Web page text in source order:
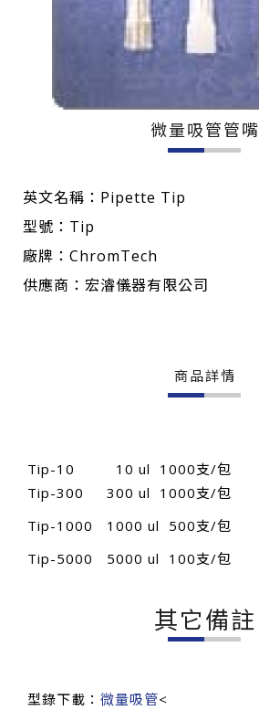
微量吸管管嘴
英文名稱：Pipette Tip
型號：Tip
廠牌：ChromTech
供應商：宏濬儀器有限公司
商品詳情
Tip-10 10 ul 1000支/包
Tip-300 300 ul 1000支/包
Tip-1000 1000 ul 500支/包
Tip-5000 5000 ul 100支/包
其它備註
型錄下載： 微量吸管<